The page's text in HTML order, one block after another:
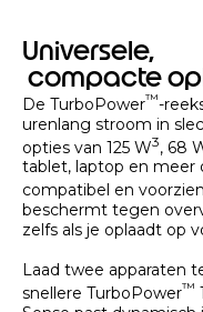
Universele,
compacte
De TurboPower™-
urenlang stroom in
opties van 125 W3, 68
tablet, laptop en meer
compatibel en
beschermt tegen
zelfs als je oplaadt op
Laad twee apparaten
snellere TurboPower™